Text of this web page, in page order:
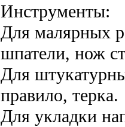
Инструменты:
Для малярных
шпатели, нож
Для
правило, терка.
Для укладки